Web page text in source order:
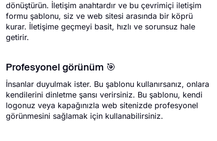
dönüştürün. İletişim anahtardır ve bu çevrimiçi iletişim
formu şablonu, siz ve web sitesi arasında bir köprü
kurar. İletişime geçmeyi basit, hızlı ve sorunsuz hale
getirir.
Profesyonel görünüm 🎯
İnsanlar duyulmak ister. Bu şablonu kullanırsanız, onlara
kendilerini dinletme şansı verirsiniz. Bu şablonu, kendi
logonuz veya kapağınızla web sitenizde profesyonel
görünmesini sağlamak için kullanabilirsiniz.